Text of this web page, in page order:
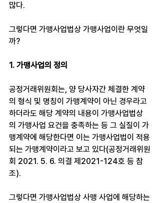
많다.
그렇다면 가맹사업법상 가맹사업이란 무엇일
까?
1. 가맹사업의 정의
공정거래위원회는, 양 당사자간 체결한 계약
의 형식 및 명칭이 가맹계약이 아닌 경우라고
하더라도 해당 계약의 내용이 가맹사업법상
의 가맹사업 요건을 충족하는 등 그 실질이 가
맹계약에 해당한다면 이는 가맹사업법이 적용
되는 가맹계약이라고 보고 있다(공정거래위원
회 2021. 5. 6. 의결 제2021-124호 등 참
조).
그렇다면 가맹사업법상 사맹 사업에 해당하는